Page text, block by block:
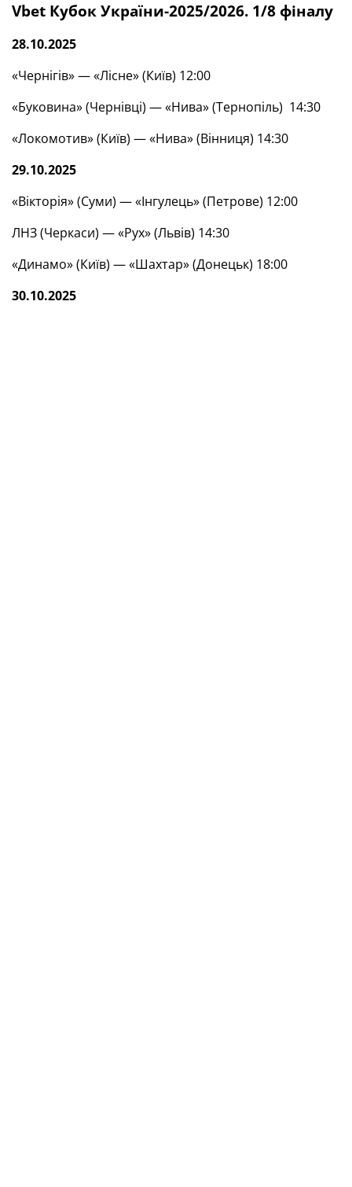
Vbet Кубок України-2025/2026. 1/8 фіналу
28.10.2025
«Чернігів» — «Лісне» (Київ) 12:00
«Буковина» (Чернівці) — «Нива» (Тернопіль) 14:30
«Локомотив» (Київ) — «Нива» (Вінниця) 14:30
29.10.2025
«Вікторія» (Суми) — «Інгулець» (Петрове) 12:00
ЛНЗ (Черкаси) — «Рух» (Львів) 14:30
«Динамо» (Київ) — «Шахтар» (Донецьк) 18:00
30.10.2025